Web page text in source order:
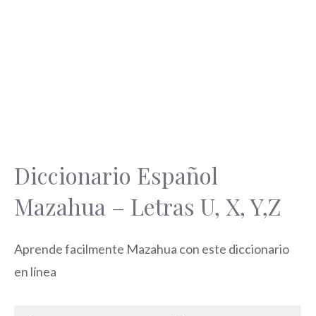
Diccionario Español
Mazahua – Letras U, X, Y,Z
Aprende facilmente Mazahua con este diccionario
en línea